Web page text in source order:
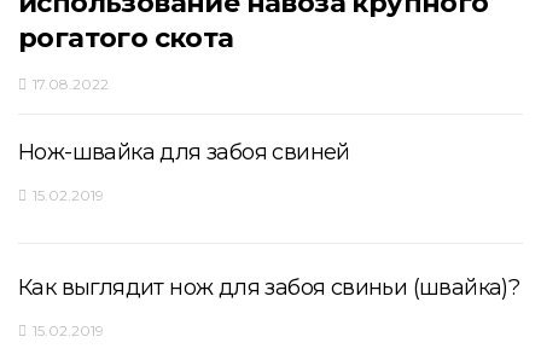
рогатого скота
17.08.2022
Нож-швайка для забоя свиней
15.02.2019
Как выглядит нож для забоя свиньи (швайка)?
15.02.2019